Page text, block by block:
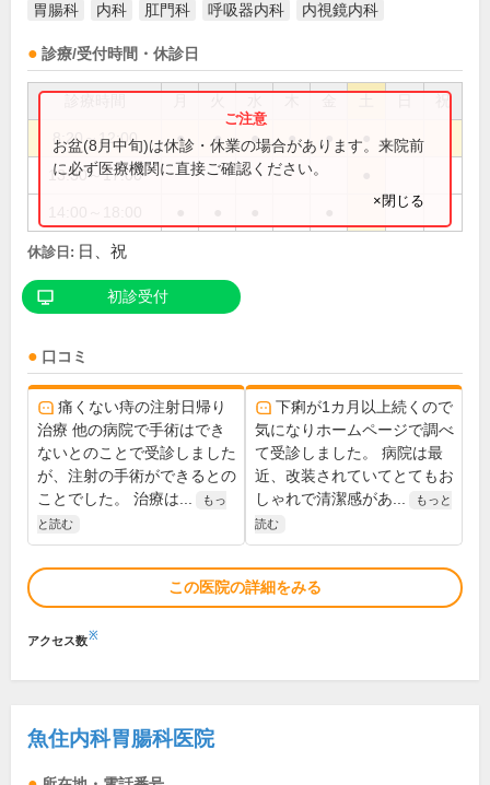
胃腸科 内科 肛門科 呼吸器内科 内視鏡内科
診療/受付時間・休診日
祝
8:20～12:00 ● ● ● ● ●
13:30～17:00
お盆(8月中旬)は休診・休業の場合があります。来院前
に必ず医療機関に直接ご確認ください。
×閉じる
休診日: 日、祝
初診受付
口コミ
痛くない痔の注射日帰り
治療 他の病院で手術はでき
ないとのことで受診しました
が、注射の手術ができるとの
ことでした。 治療は...
もっ
と読む
下痢が1カ月以上続くので
気になりホームページで調べ
て受診しました。 病院は最
近、改装されていてとてもお
しゃれで清潔感があ...
もっと
読む
この医院の詳細をみる
アクセス数※
魚住内科胃腸科医院